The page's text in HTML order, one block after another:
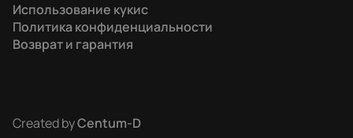
Использование кукис
Политика конфиденциальности
Возврат и гарантия
Created byCentum-D